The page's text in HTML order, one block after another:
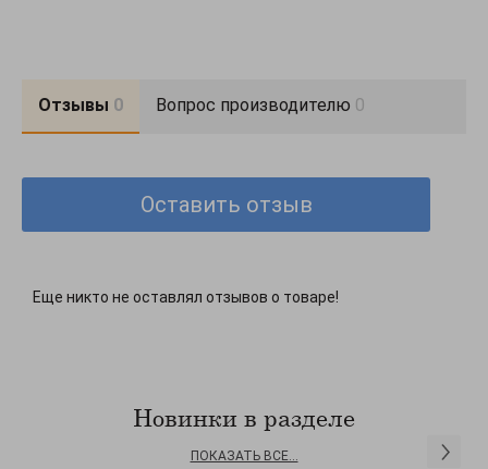
Отзывы 0 Вопрос производителю 0
Оставить отзыв
Еще никто не оставлял отзывов о товаре!
Новинки в разделе
ПОКАЗАТЬ ВСЕ...